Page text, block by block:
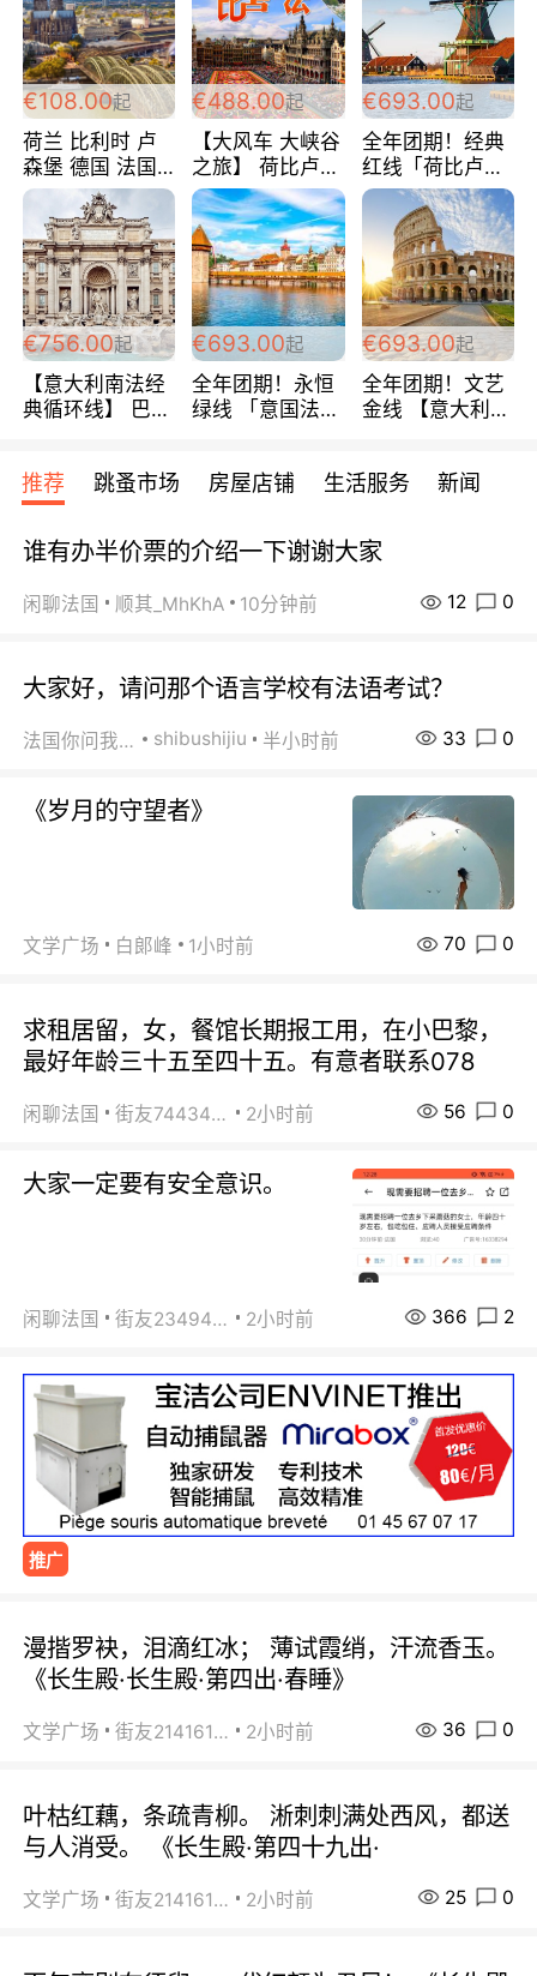
€108.00起
荷兰 比利时 卢
森堡 德国 法国
超爽玩遍西欧 循
环线 全程四星宾
馆 108欧/人/天
€488.00起
【大风车 大峡谷
之旅】 荷比卢德
法 巴黎上下 经
典五国四日游
488欧/人
€693.00起
全年团期！经典
红线「荷比卢德
法」七天循环 五
国 仅售99欧/人/
天！巴黎上下！
包拼房~
€756.00起
【意大利南法经
典循环线】 巴黎
宾馆 108欧/天起
全程756欧/位
€693.00起
全年团期！永恒
绿线 「意国法
欧/天起 ~包拼房
€693.00起
全年团期！文艺
金线 【意大利一
每周铁发！
推荐 跳蚤市场 房屋店铺 生活服务 新闻
谁有办半价票的介绍一下谢谢大家
闲聊法国 顺其_MhKhA 10分钟前 12 0
大家好，请问那个语言学校有法语考试？
法国你问我答 shibushijiu 半小时前 33 0
《岁月的守望者》
文学广场 白郞峰 1小时前 70 0
求租居留，女，餐馆长期报工用，在小巴黎，
最好年龄三十五至四十五。有意者联系078
闲聊法国 街友74434350 2小时前 56 0
大家一定要有安全意识。
闲聊法国 街友23494008 2小时前 366 2
推广
漫揩罗袂，泪滴红冰； 薄试霞绡，汗流香玉。
《长生殿·长生殿·第四出·春睡》
文学广场 街友21416156 2小时前 36 0
叶枯红藕，条疏青柳。 淅刺刺满处西风，都送
与人消受。 《长生殿·第四十九出·
文学广场 街友21416156 2小时前 25 0